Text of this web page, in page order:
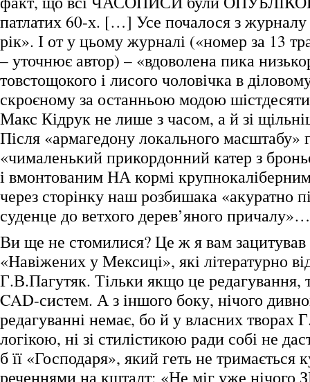
патлатих 60-х. […] Усе почалося з
рік». І от у цьому журналі («номер за 13
– уточнює автор) – «вдоволена пика
товстощокого і лисого чоловічка в
скроєному за останньою модою
Макс Кідрук не лише з часом, а й зі
Після «армагедону локального масштабу»
«чималенький прикордонний катер з
і вмонтованим НА кормі
через сторінку наш розбишака «акуратно
суденце до ветхого дерев’яного причалу»…
Ви ще не стомилися? Це ж я вам
«Навіжених у Мексиці», які літературно
Г.В.Пагутяк. Тільки якщо це редагування,
CAD-систем. А з іншого боку, нічого
редагуванні немає, бо й у власних творах
логікою, ні зі стилістикою ради собі не
б її «Господаря», який геть не тримається
реченнями на кшталт: «Не міг уже